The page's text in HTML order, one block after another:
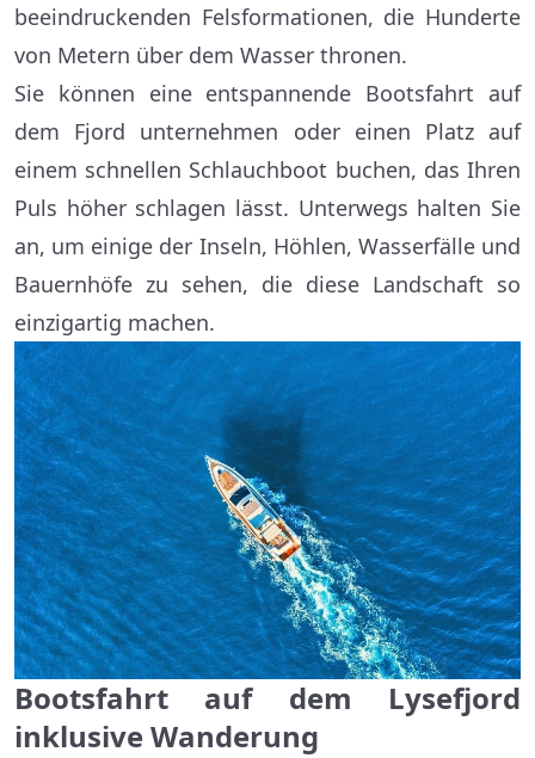
beeindruckenden Felsformationen, die Hunderte
von Metern über dem Wasser thronen.
Sie können eine entspannende Bootsfahrt auf
dem Fjord unternehmen oder einen Platz auf
einem schnellen Schlauchboot buchen, das Ihren
Puls höher schlagen lässt. Unterwegs halten Sie
an, um einige der Inseln, Höhlen, Wasserfälle und
Bauernhöfe zu sehen, die diese Landschaft so
einzigartig machen.
Bootsfahrt auf dem Lysefjord
inklusive Wanderung